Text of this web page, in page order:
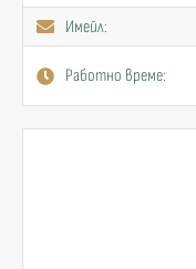
Имейл:
Работно време: